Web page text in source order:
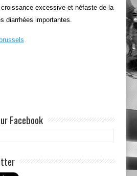
excessive et néfaste de la
diarrhées importantes.
Facebook